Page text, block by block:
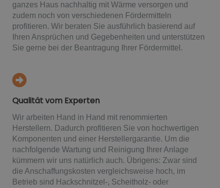
ganzes Haus nachhaltig mit Wärme versorgen und
zudem noch von verschiedenen Fördermitteln
profitieren. Wir beraten Sie ausführlich basierend auf
Ihren Ansprüchen und Gegebenheiten und unterstützen
Sie gerne bei der Beantragung Ihrer Fördermittel.
Qualität vom Experten
Wir arbeiten Hand in Hand mit renommierten
Herstellern. Dadurch profitieren Sie von hochwertigen
Komponenten und einer Herstellergarantie. Um die
nachfolgende Wartung und Reinigung Ihrer Anlage
kümmern wir uns natürlich auch. Übrigens: Zwar sind
die Anschaffungskosten vergleichsweise hoch, im
Betrieb sind Hackschnitzel-, Scheitholz- oder